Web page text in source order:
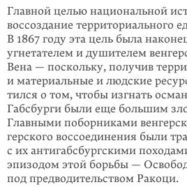
Главной целью национальной
воссоздание террито­риального
В 1867 году эта цель была
угнетателем и душителем
Вена — посколь­ку, получив
и материальные и людские
тился о том, чтобы изгнать
Габсбурги были еще боль­шим
Главными поборниками
герского воссоединения были
с их антигабсбургскими
эпизодом этой борьбы —
под пред­водительством Ракоци.